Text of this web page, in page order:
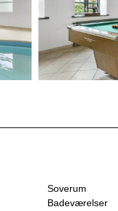
Soverum
Badeværelser